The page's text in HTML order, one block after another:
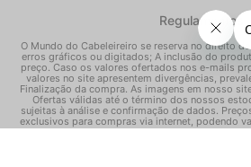
Regulamentos
O Mundo do Cabeleireiro se reserva no direito
erros gráficos ou digitados; A inclusão do
preço. Caso os valores ofertados nos e-mails
valores no site apresentem divergências,
Finalização da compra. As imagens em nosso
Ofertas válidas até o término dos nossos
sujeitas à análise e confirmação de dados.
exclusivos para compras via internet, podendo